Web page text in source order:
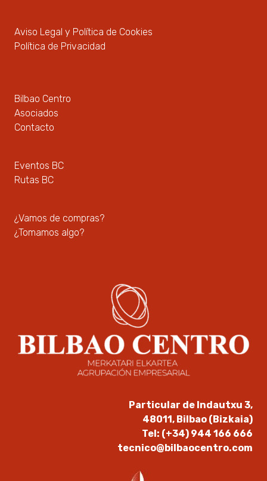
Aviso Legal y Política de Cookies
Política de Privacidad
Bilbao Centro
Asociados
Contacto
Eventos BC
Rutas BC
¿Vamos de compras?
¿Tomamos algo?
Particular de Indautxu 3,
48011, Bilbao (Bizkaia)
Tel: (+34) 944 166 666
tecnico@bilbaocentro.com